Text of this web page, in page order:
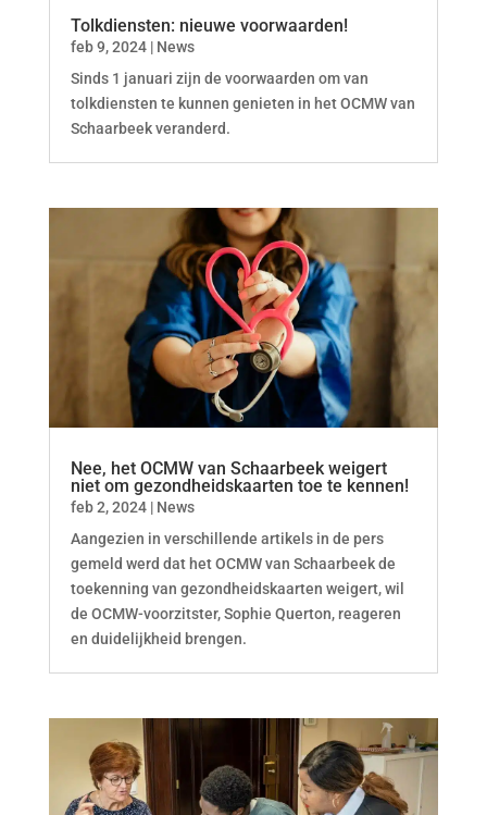
Tolkdiensten: nieuwe voorwaarden!
feb 9, 2024| News
Sinds 1 januari zijn de voorwaarden om van
tolkdiensten te kunnen genieten in het OCMW van
Schaarbeek veranderd.
Nee, het OCMW van Schaarbeek weigert
niet om gezondheidskaarten toe te kennen!
feb 2, 2024| News
Aangezien in verschillende artikels in de pers
gemeld werd dat het OCMW van Schaarbeek de
toekenning van gezondheidskaarten weigert, wil
de OCMW-voorzitster, Sophie Querton, reageren
en duidelijkheid brengen.